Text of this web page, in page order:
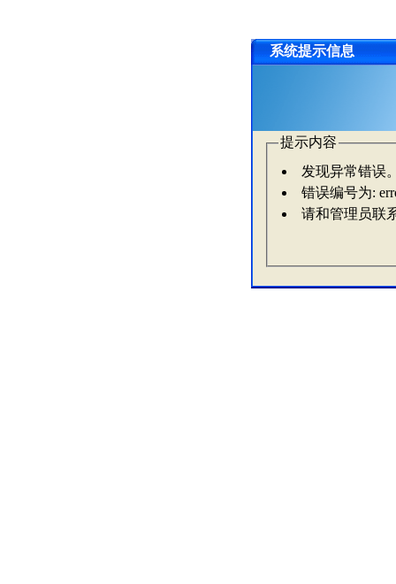
系统提示信息
提示内容
发现异常错误
错误编号为:
请和管理员联